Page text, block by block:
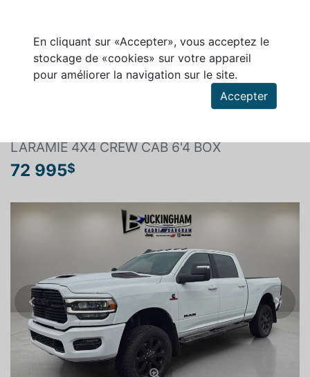
En cliquant sur «Accepter», vous acceptez le
stockage de «cookies» sur votre appareil
pour améliorer la navigation sur le site.
Accepter
LARAMIE 4X4 CREW CAB 6'4 BOX
72 995$
Previous Next